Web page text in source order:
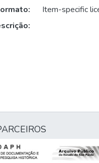
Item-specific